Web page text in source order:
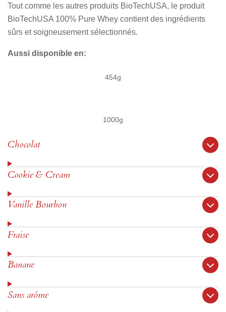
Tout comme les autres produits BioTechUSA, le produit
BioTechUSA 100% Pure Whey contient des ingrédients
sûrs et soigneusement sélectionnés.
Aussi disponible en:
454g
1000g
Chocolat
Cookie & Cream
Vanille Bourbon
Fraise
Banane
Sans arôme